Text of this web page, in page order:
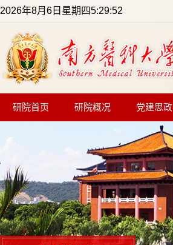
2026年8月6日星期四5:29:52
研院首页 研院概况 党建思政